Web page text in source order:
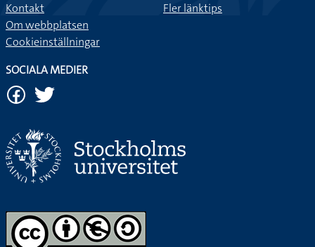
Kontakt
Om webbplatsen
Cookieinställningar
Fler länktips
SOCIALA MEDIER